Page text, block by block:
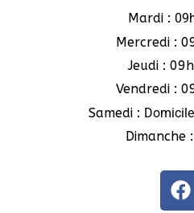
Mardi :
Mercredi :
Jeudi :
Vendredi :
Samedi :
Dimanche